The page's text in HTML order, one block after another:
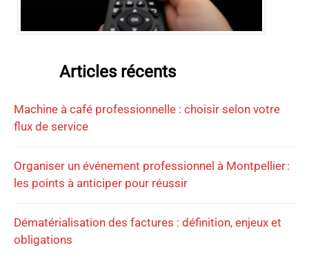
Articles récents
Machine à café professionnelle : choisir selon votre
flux de service
Organiser un événement professionnel à Montpellier :
les points à anticiper pour réussir
Dématérialisation des factures : définition, enjeux et
obligations